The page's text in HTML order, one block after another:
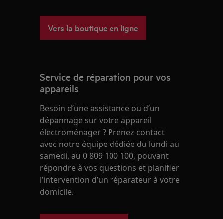
Vers la boutique en ligne
Service de réparation pour vos
appareils
Besoin d’une assistance ou d’un
dépannage sur votre appareil
électroménager ? Prenez contact
avec notre équipe dédiée du lundi au
samedi, au 0 809 100 100, pouvant
répondre à vos questions et planifier
l’intervention d’un réparateur à votre
domicile.